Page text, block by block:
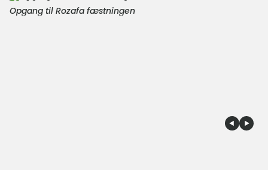
Opgang til Rozafa fæstningen